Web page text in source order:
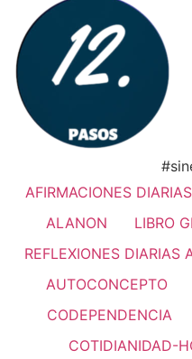
AFIRMACIONES
ALANON
LIBRO
REFLEXIONES DIARIAS
AUTOCONCEPTO
CODEPENDENCIA
COTIDIANIDAD-